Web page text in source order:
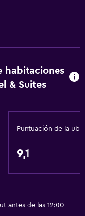
habitaciones
& Suites
Puntuación de la
9,1
antes de las 12:00